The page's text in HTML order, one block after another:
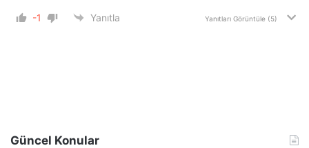
-1 Yanıtla Yanıtları Görüntüle (5)
Güncel Konular